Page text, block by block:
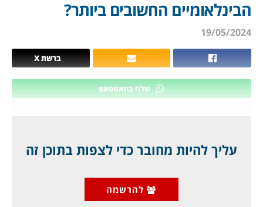
הבינלאומיים החשובים ביותר?
19/05/2024
ברשת X
שלח בוואטסאפ
קרן המטבע הבינלאומית בדו"ח החדש, הגוף שרק
נתוניו נחשבים, שכן הוא הבנקאי של מדינות
העולם? התוצאות מפליאות, כולל בלוף "יוקר
עליך להיות מחובר כדי לצפות בתוכן זה
להרשמה